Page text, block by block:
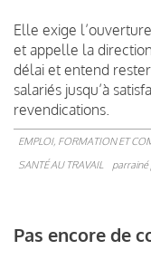
Elle exige
et appelle la
délai et entend
salariés jusqu’à
revendications.
EMPLOI, FORMATION ET
SANTÉ AU TRAVAIL
parrainé
Pas encore de